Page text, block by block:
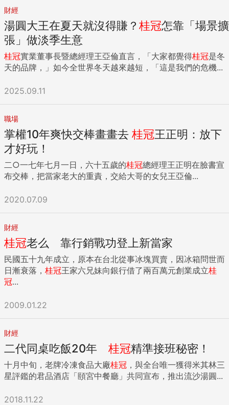
財經
湯圓大王在夏天就沒得賺？ 桂冠怎靠「場景擴
張」做淡季生意
桂冠實業董事長暨總經理王亞倫直言，「大家都覺得桂冠是冬
天的品牌，」如今全世界冬天越來越短，「這是我們的危機...
2025.09.11
職場
掌權10年爽快交棒畫畫去 桂冠王正明：放下
才好玩！
二○一七年七月一日，六十五歲的桂冠總經理王正明在臉書宣
布交棒，把當家老大的重責，交給大哥的女兒王亞倫...
2020.07.09
財經
桂冠老么 靠行銷戰功登上新當家
民國五十九年成立，原本在台北從事冰塊買賣，因冰箱問世而
日漸衰落， 桂冠王家六兄妹向銀行借了兩百萬元創業成立桂
冠...
2009.01.22
財經
二代同桌吃飯20年 桂冠精準接班秘密！
十月中旬，老牌冷凍食品大廠桂冠 ，與全台唯一獲得米其林三
星評鑑的君品酒店「頤宮中餐廳」共同宣布，推出流沙湯圓...
2018.11.22